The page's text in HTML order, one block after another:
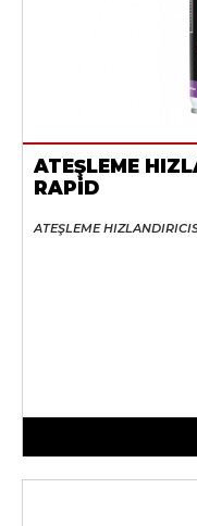
ATEŞLEME
RAPİD
ATEŞLEME